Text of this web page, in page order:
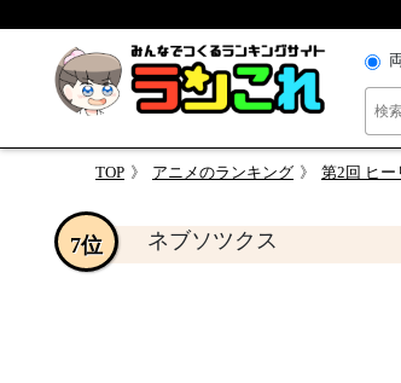
TOP アニメのランキング 第2回 ヒ
ネブソツクス
7位